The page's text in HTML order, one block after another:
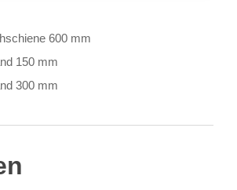
600 mm
150 mm
300 mm